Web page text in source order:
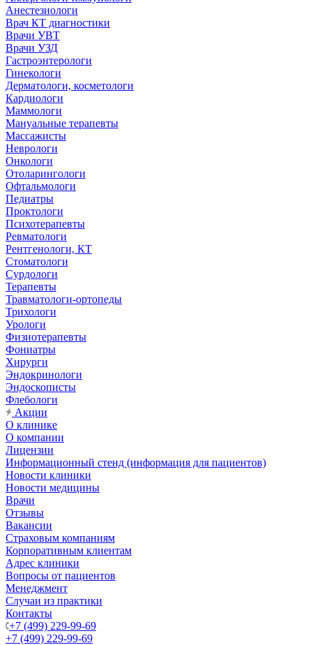
Анестезиологи
Врач КТ диагностики
Врачи УВТ
Врачи УЗД
Гастроэнтерологи
Гинекологи
Дерматологи, косметологи
Кардиологи
Маммологи
Мануальные терапевты
Массажисты
Неврологи
Онкологи
Отоларингологи
Офтальмологи
Педиатры
Проктологи
Психотерапевты
Ревматологи
Рентгенологи, КТ
Стоматологи
Сурдологи
Терапевты
Травматологи-ортопеды
Трихологи
Урологи
Физиотерапевты
Фониатры
Хирурги
Эндокринологи
Эндоскописты
Флебологи
Акции
О клинике
О компании
Лицензии
Информационный стенд (информация для пациентов)
Новости клиники
Новости медицины
Врачи
Отзывы
Вакансии
Страховым компаниям
Корпоративным клиентам
Адрес клиники
Вопросы от пациентов
Менеджмент
Случаи из практики
Контакты
+7 (499) 229-99-69
+7 (499) 229-99-69